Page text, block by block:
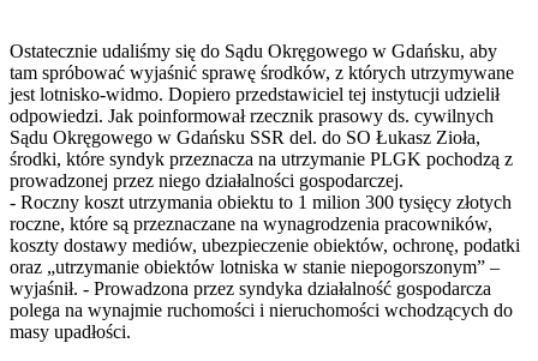
Ostatecznie udaliśmy się do Sądu Okręgowego w Gdańsku, aby
tam spróbować wyjaśnić sprawę środków, z których utrzymywane
jest lotnisko-widmo. Dopiero przedstawiciel tej instytucji udzielił
odpowiedzi. Jak poinformował rzecznik prasowy ds. cywilnych
Sądu Okręgowego w Gdańsku SSR del. do SO Łukasz Zioła,
środki, które syndyk przeznacza na utrzymanie PLGK pochodzą z
prowadzonej przez niego działalności gospodarczej.
- Roczny koszt utrzymania obiektu to 1 milion 300 tysięcy złotych
roczne, które są przeznaczane na wynagrodzenia pracowników,
koszty dostawy mediów, ubezpieczenie obiektów, ochronę, podatki
oraz „utrzymanie obiektów lotniska w stanie niepogorszonym” –
wyjaśnił. - Prowadzona przez syndyka działalność gospodarcza
polega na wynajmie ruchomości i nieruchomości wchodzących do
masy upadłości.